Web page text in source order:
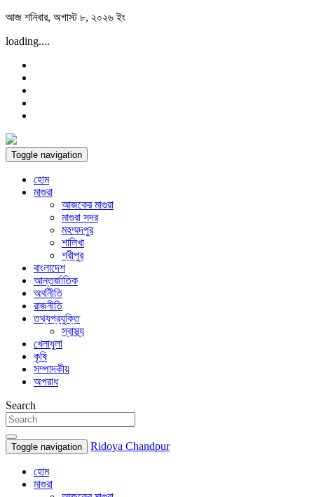
Skip
content
আজ শনিবার, অগাস্ট ৮, ২০২৬ ইং
loading....
Toggle navigation
হোম
মাগুরা
আজকের মাগুরা
মাগুরা সদর
মহম্মদপুর
শালিখা
শ্রীপুর
বাংলাদেশ
আন্তর্জাতিক
অর্থনীতি
রাজনীতি
তথ্যপ্রযুক্তি
স্বাস্থ্য
খেলাধুলা
কৃষি
সম্পাদকীয়
অপরাধ
Search
Toggle navigation Ridoya Chandpur
হোম
মাগুরা